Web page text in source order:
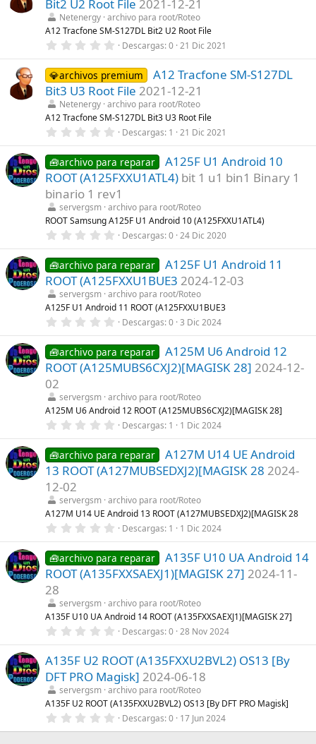
s
t
r
e
l
a
(
s
Bit2 U2 Root File 2021-12-21
Netenergy archivo para root/Roteo
A12 Tracfone SM-S127DL Bit2 U2 Root File
0
0
0
e
s
t
r
e
l
a
(
s
)
Descargas 0 21 Dic 2021
💎archivos premium
A12 Tracfone SM-S127DL
Bit3 U3 Root File 2021-12-21
Netenergy archivo para root/Roteo
A12 Tracfone SM-S127DL Bit3 U3 Root File
0
0
0
e
s
t
r
e
l
a
(
s
)
Descargas 1 21 Dic 2021
🧰archivo para reparar
A125F U1 Android 10
ROOT (A125FXXU1ATL4) bit 1 u1 bin1 Binary 1
binario 1 rev1
servergsm archivo para root/Roteo
ROOT Samsung A125F U1 Android 10 (A125FXXU1ATL4)
0
0
0
e
s
t
r
e
l
a
(
s
)
Descargas 0 24 Dic 2020
🧰archivo para reparar
A125F U1 Android 11
ROOT (A125FXXU1BUE3 2024-12-03
servergsm archivo para root/Roteo
A125F U1 Android 11 ROOT (A125FXXU1BUE3
0
0
0
e
s
e
l
a
(
s
)
Descargas 0 3 Dic 2024
🧰archivo para reparar
A125M U6 Android 12
ROOT (A125MUBS6CXJ2)[MAGISK 28] 2024-12-
02
servergsm archivo para root/Roteo
A125M U6 Android 12 ROOT (A125MUBS6CXJ2)[MAGISK 28]
0
0
0
e
s
e
l
a
(
s
)
Descargas 1 1 Dic 2024
🧰archivo para reparar
A127M U14 UE Android
13 ROOT (A127MUBSEDXJ2)[MAGISK 28 2024-
12-02
servergsm archivo para root/Roteo
A127M U14 UE Android 13 ROOT (A127MUBSEDXJ2)[MAGISK 28
0
0
0
e
s
e
l
a
(
s
)
Descargas 1 1 Dic 2024
🧰archivo para reparar
A135F U10 UA Android 14
ROOT (A135FXXSAEXJ1)[MAGISK 27] 2024-11-
28
servergsm archivo para root/Roteo
A135F U10 UA Android 14 ROOT (A135FXXSAEXJ1)[MAGISK 27]
0
0
0
e
s
t
r
e
l
Descargas 0 28 Nov 2024
A135F U2 ROOT (A135FXXU2BVL2) OS13 [By
DFT PRO Magisk] 2024-06-18
servergsm archivo para root/Roteo
A135F U2 ROOT (A135FXXU2BVL2) OS13 [By DFT PRO Magisk]
0
0
Descargas 0 17 Jun 2024